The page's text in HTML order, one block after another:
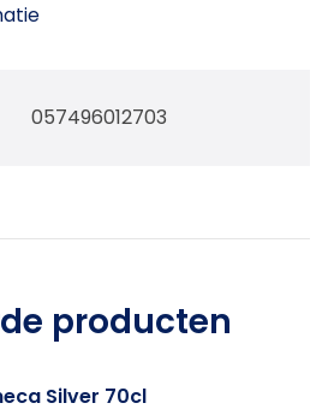
057496012703
producten
Silver 70cl